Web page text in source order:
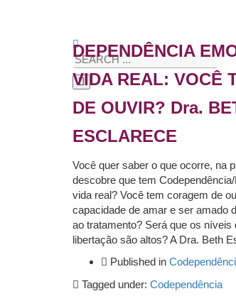
DEPENDÊNCIA
VIDA REAL: VOCÊ
DE OUVIR? Dra.
ESCLARECE
Você quer saber o que ocorre, na
descobre que tem
vida real? Você tem coragem de
capacidade de amar e ser amado
ao tratamento? Será que os níveis
libertação são altos? A Dra. Beth
Published in
Tagged under: Codependência